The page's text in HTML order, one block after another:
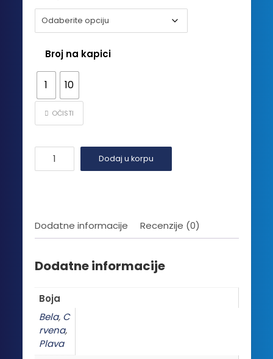
Broj na kapici
1 10
OČISTI
Kapica
Dodaj u korpu
Dodatne informacije Recenzije (0)
Dodatne informacije
Boja
Bela, C
rvena,
Plava